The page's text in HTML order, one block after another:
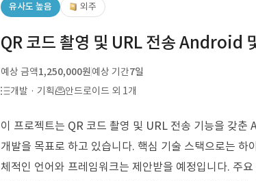
유사도 높음 외주
QR 코드 촬영 및 URL 전송 Android
예상 금액1,250,000원예상 기간7일
개발 · 기획
안드로이드 외 1개
이 프로젝트는 QR 코드 촬영 및 URL 전송 기능을 갖
개발을 목표로 하고 있습니다. 핵심 기술 스택으로는 하
체적인 언어와 프레임워크는 제안받을 예정입니다. 주